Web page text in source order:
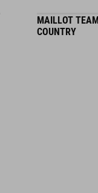
MAILLOT
COUNTRY